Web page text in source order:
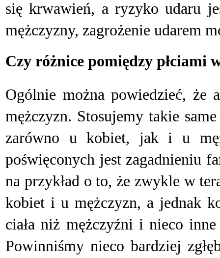
się krwawień, a ryzyko udaru
mężczyzny, zagrożenie udarem
Czy różnice pomiędzy
Ogólnie można powiedzieć,
mężczyzn. Stosujemy takie
zarówno u kobiet, jak i u
poświęconych jest zagadnieniu
na przykład o to, że zwykle w
kobiet i u mężczyzn, a jednak
ciała niż mężczyźni i nieco
Powinniśmy nieco bardziej